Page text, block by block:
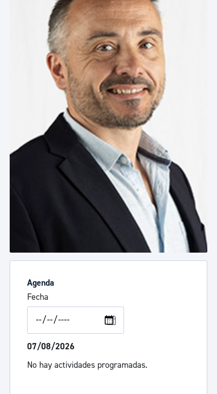
Agenda
Fecha
07/08/2026
No hay actividades programadas.